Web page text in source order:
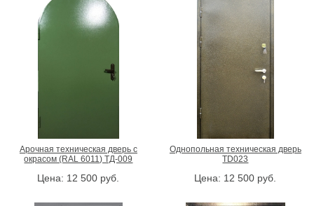
Арочная техническая дверь с
окрасом (RAL 6011) ТД-009
Цена: 12 500 руб.
Однопольная техническая дверь
TD023
Цена: 12 500 руб.